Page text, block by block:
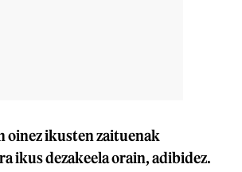
oinez ikusten zaituenak
ikus dezakeela orain, adibidez.